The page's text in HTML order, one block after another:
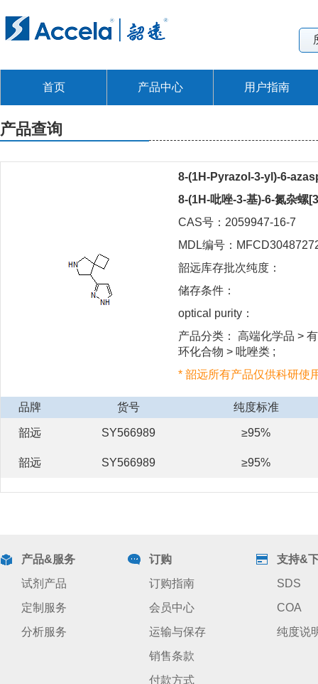
首页 产品中心 用户指南
产品查询
8-(1H-Pyrazol-3-yl)-6-
8-(1H-吡唑-3-基)-6-氮杂螺
CAS号：2059947-16-7
MDL编号：
韶远库存批次纯度：
储存条件：
optical purity：
产品分类： 高端化学品 >
环化合物 > 吡唑类 ;
* 韶远所有产品仅供科研使
品牌 货号 纯度标准
韶远 SY566989 ≥95%
韶远 SY566989 ≥95%
产品&服务
试剂产品
定制服务
分析服务
订购
订购指南
会员中心
运输与保存
销售条款
付款方式
支持&
SDS
COA
纯度说